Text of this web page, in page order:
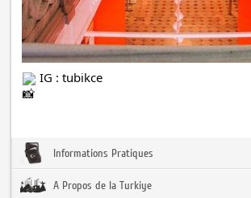
IG : tubikce
Informations Pratiques
A Propos de la Turkiye